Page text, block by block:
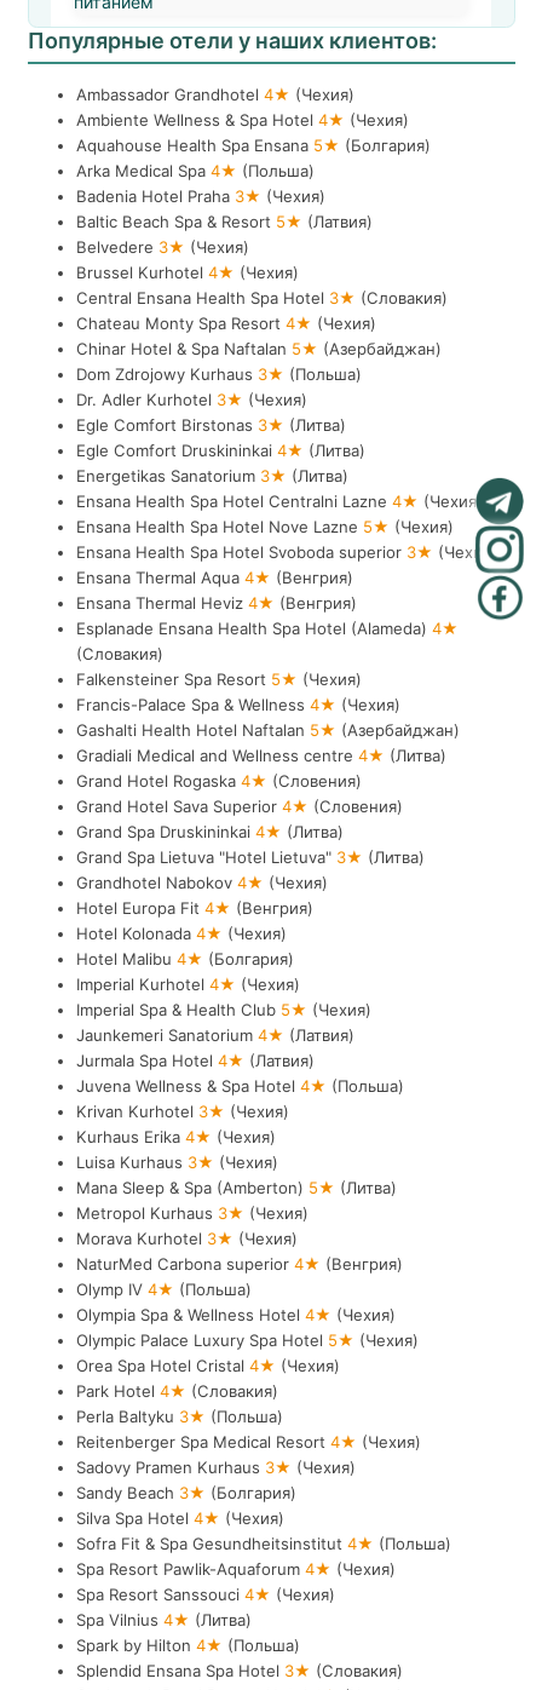
Популярные отели у наших клиентов:
Ambassador Grandhotel 4★ (Чехия)
Ambiente Wellness & Spa Hotel 4★ (Чехия)
Aquahouse Health Spa Ensana 5★ (Болгария)
Arka Medical Spa 4★ (Польша)
Badenia Hotel Praha 3★ (Чехия)
Baltic Beach Spa & Resort 5★ (Латвия)
Belvedere 3★ (Чехия)
Brussel Kurhotel 4★ (Чехия)
Central Ensana Health Spa Hotel 3★ (Словакия)
Chateau Monty Spa Resort 4★ (Чехия)
Chinar Hotel & Spa Naftalan 5★ (Азербайджан)
Dom Zdrojowy Kurhaus 3★ (Польша)
Dr. Adler Kurhotel 3★ (Чехия)
Egle Comfort Birstonas 3★ (Литва)
Egle Comfort Druskininkai 4★ (Литва)
Energetikas Sanatorium 3★ (Литва)
Ensana Health Spa Hotel Centralni Lazne 4★ (Чехия)
Ensana Health Spa Hotel Nove Lazne 5★ (Чехия)
Ensana Health Spa Hotel Svoboda superior 3★ (Чехия)
Ensana Thermal Aqua 4★ (Венгрия)
Ensana Thermal Heviz 4★ (Венгрия)
Esplanade Ensana Health Spa Hotel (Alameda) 4★
(Словакия)
Falkensteiner Spa Resort 5★ (Чехия)
Francis-Palace Spa & Wellness 4★ (Чехия)
Gashalti Health Hotel Naftalan 5★ (Азербайджан)
Gradiali Medical and Wellness centre 4★ (Литва)
Grand Hotel Rogaska 4★ (Словения)
Grand Hotel Sava Superior 4★ (Словения)
Grand Spa Druskininkai 4★ (Литва)
Grand Spa Lietuva "Hotel Lietuva" 3★ (Литва)
Grandhotel Nabokov 4★ (Чехия)
Hotel Europa Fit 4★ (Венгрия)
Hotel Kolonada 4★ (Чехия)
Hotel Malibu 4★ (Болгария)
Imperial Kurhotel 4★ (Чехия)
Imperial Spa & Health Club 5★ (Чехия)
Jaunkemeri Sanatorium 4★ (Латвия)
Jurmala Spa Hotel 4★ (Латвия)
Juvena Wellness & Spa Hotel 4★ (Польша)
Krivan Kurhotel 3★ (Чехия)
Kurhaus Erika 4★ (Чехия)
Luisa Kurhaus 3★ (Чехия)
Mana Sleep & Spa (Amberton) 5★ (Литва)
Metropol Kurhaus 3★ (Чехия)
Morava Kurhotel 3★ (Чехия)
NaturMed Carbona superior 4★ (Венгрия)
Olymp IV 4★ (Польша)
Olympia Spa & Wellness Hotel 4★ (Чехия)
Olympic Palace Luxury Spa Hotel 5★ (Чехия)
Orea Spa Hotel Cristal 4★ (Чехия)
Park Hotel 4★ (Словакия)
Perla Baltyku 3★ (Польша)
Reitenberger Spa Medical Resort 4★ (Чехия)
Sadovy Pramen Kurhaus 3★ (Чехия)
Sandy Beach 3★ (Болгария)
Silva Spa Hotel 4★ (Чехия)
Sofra Fit & Spa Gesundheitsinstitut 4★ (Польша)
Spa Resort Pawlik-Aquaforum 4★ (Чехия)
Spa Resort Sanssouci 4★ (Чехия)
Spa Vilnius 4★ (Литва)
Spark by Hilton 4★ (Польша)
Splendid Ensana Spa Hotel 3★ (Словакия)